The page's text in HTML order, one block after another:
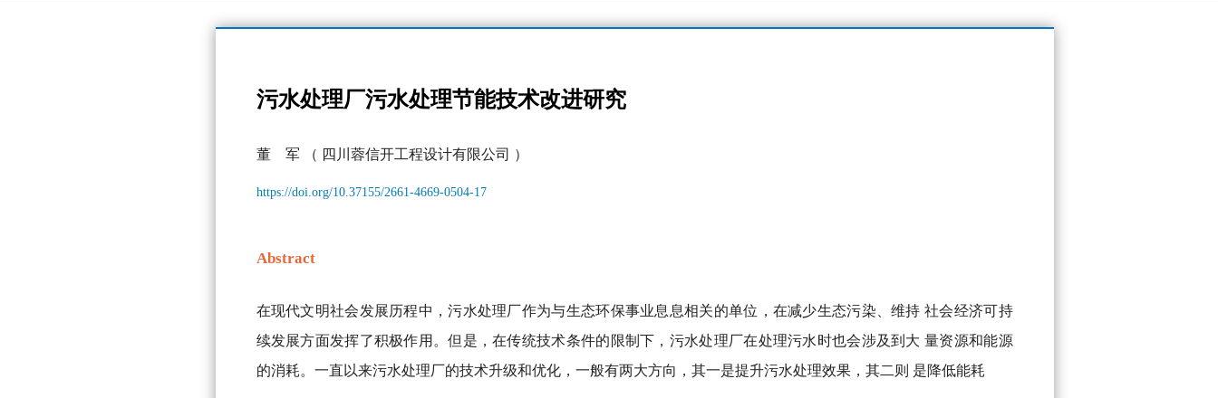
污水处理厂污水处理节能技术改进研究
董 军 （ 四川蓉信开工程设计有限公司 ）
https://doi.org/10.37155/2661-4669-0504-17
Abstract
在现代文明社会发展历程中，污水处理厂作为与生态环保事业息息相关的单位，在减少生态污染、维持 社会经济可持
续发展方面发挥了积极作用。但是，在传统技术条件的限制下，污水处理厂在处理污水时也会涉及到大 量资源和能源
的消耗。一直以来污水处理厂的技术升级和优化，一般有两大方向，其一是提升污水处理效果，其二则 是降低能耗